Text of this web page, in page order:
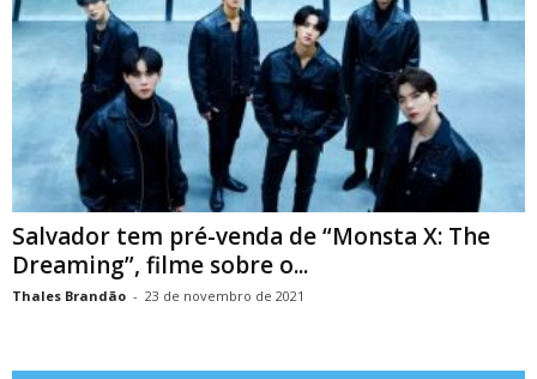
Salvador tem pré-venda de “Monsta X: The
Dreaming”, filme sobre o...
Thales Brandão - 23 de novembro de 2021